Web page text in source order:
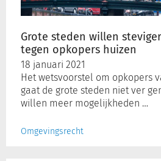
Grote steden willen
tegen opkopers huizen
18 januari 2021
Het wetsvoorstel om opkopers
gaat de grote steden niet ver
willen meer mogelijkheden …
Omgevingsrecht
huizen